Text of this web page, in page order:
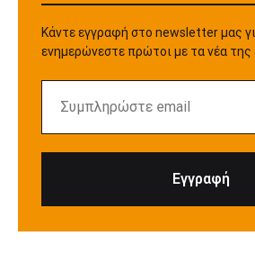
Κάντε εγγραφή στο newsletter μας
ενημερώνεστε πρώτοι με τα νέα της